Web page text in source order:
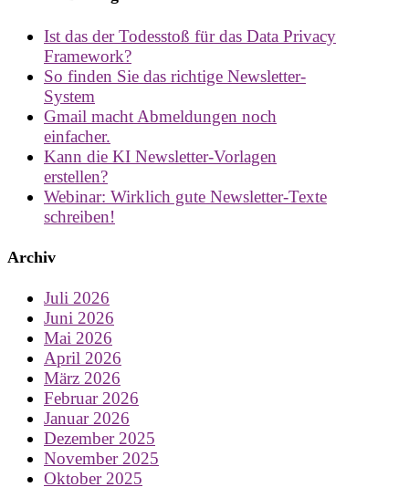
Ist das der Todesstoß für das Data Privacy
Framework?
So finden Sie das richtige Newsletter-
System
Gmail macht Abmeldungen noch
einfacher.
Kann die KI Newsletter-Vorlagen
erstellen?
Webinar: Wirklich gute Newsletter-Texte
schreiben!
Archiv
Juli 2026
Juni 2026
Mai 2026
April 2026
März 2026
Februar 2026
Januar 2026
Dezember 2025
November 2025
Oktober 2025